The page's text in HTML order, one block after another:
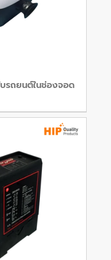
บรถยนต์ในช่องจอด